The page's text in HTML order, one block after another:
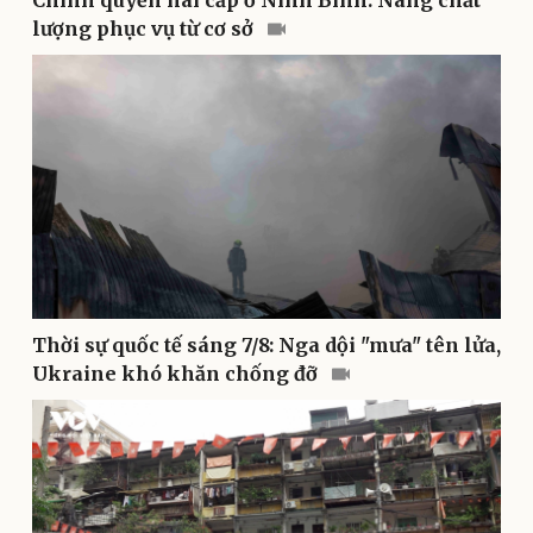
Thể thao
Thế giới thể thao
Hậu trường
Ô tô - Xe máy
Ô tô
Xe máy
Doanh nghiệp
Công nghệ
lượng phục vụ từ cơ sở
Thời sự quốc tế sáng 7/8: Nga dội "mưa" tên lửa,
Ukraine khó khăn chống đỡ